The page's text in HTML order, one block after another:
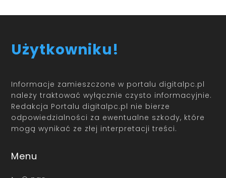
Użytkowniku!
Informacje zamieszczone w portalu digitalpc.pl
należy traktować wyłącznie czysto informacyjnie.
Redakcja Portalu digitalpc.pl nie bierze
odpowiedzialności za ewentualne szkody, które
mogą wynikać ze złej interpretacji treści.
Menu